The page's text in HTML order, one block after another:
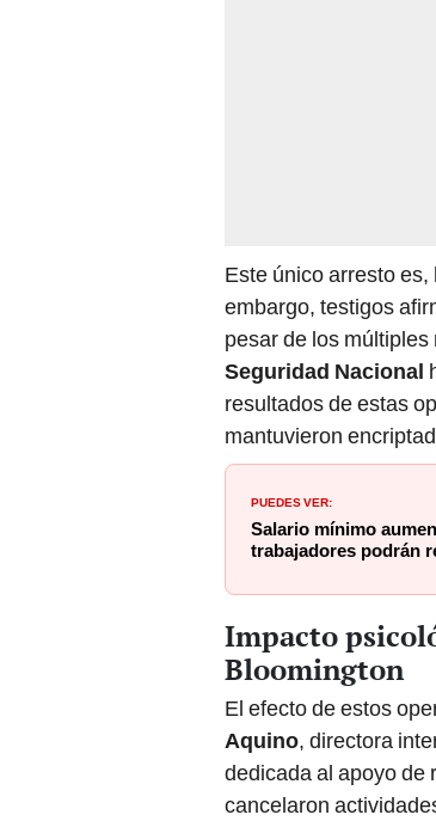
Este único arresto
embargo, testigos
pesar de los
Seguridad Nacional
resultados de estas
mantuvieron
PUEDES VER:
Salario mínimo
trabajadores podrán
Impacto
Bloomington
El efecto de estos
Aquino, directora
dedicada al apoyo de
cancelaron